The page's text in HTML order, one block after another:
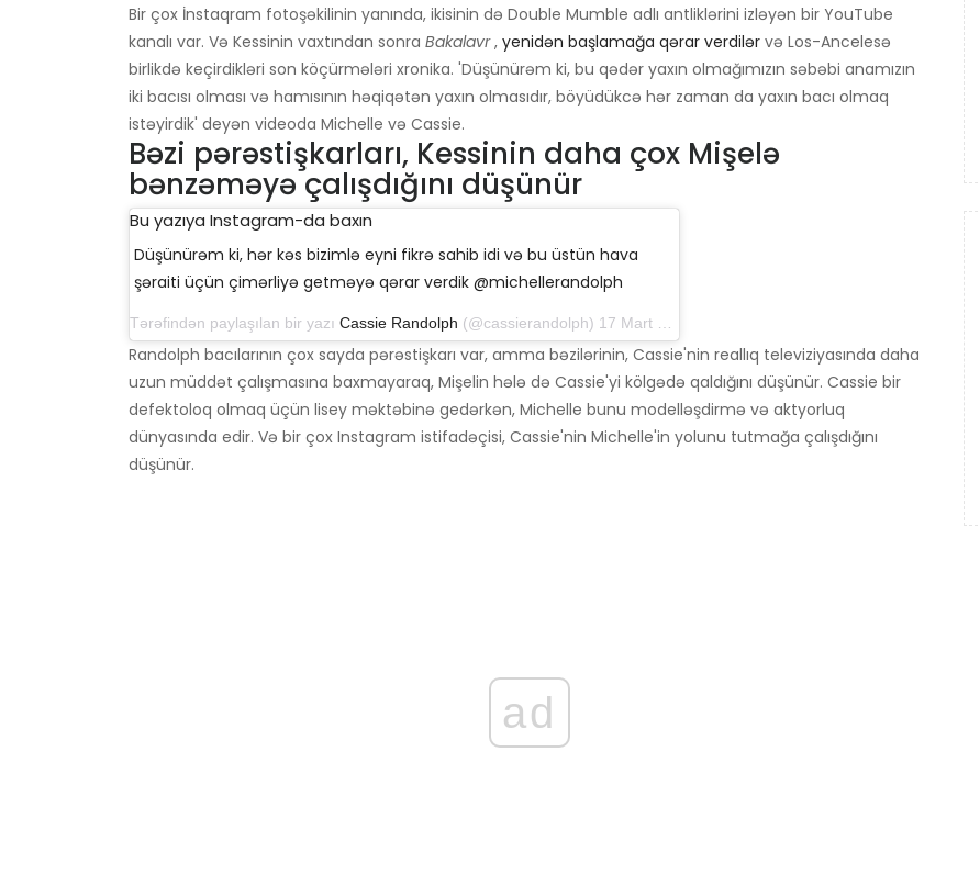
Bir çox İnstaqram fotoşəkilinin yanında, ikisinin də Double Mumble adlı antliklərini izləyən bir YouTube
kanalı var. Və Kessinin vaxtından sonra Bakalavr, yenidən başlamağa qərar verdilər və Los-Ancelesə
birlikdə keçirdikləri son köçürmələri xronika. 'Düşünürəm ki, bu qədər yaxın olmağımızın səbəbi anamızın
iki bacısı olması və hamısının həqiqətən yaxın olmasıdır, böyüdükcə hər zaman da yaxın bacı olmaq
istəyirdik' deyən videoda Michelle və Cassie.
Bəzi pərəstişkarları, Kessinin daha çox Mişelə
bənzəməyə çalışdığını düşünür
Bu yazıya Instagram-da baxın
Düşünürəm ki, hər kəs bizimlə eyni fikrə sahib idi və bu üstün hava
şəraiti üçün çimərliyə getməyə qərar verdik @michellerandolph
Tərəfindən paylaşılan bir yazı Cassie Randolph (@cassierandolph) 17 Mart 2019-cu il, saat 16: 04-də PDT
Randolph bacılarının çox sayda pərəstişkarı var, amma bəzilərinin, Cassie'nin reallıq televiziyasında daha
uzun müddət çalışmasına baxmayaraq, Mişelin hələ də Cassie'yi kölgədə qaldığını düşünür. Cassie bir
defektoloq olmaq üçün lisey məktəbinə gedərkən, Michelle bunu modelləşdirmə və aktyorluq
dünyasında edir. Və bir çox Instagram istifadəçisi, Cassie'nin Michelle'in yolunu tutmağa çalışdığını
düşünür.
ad